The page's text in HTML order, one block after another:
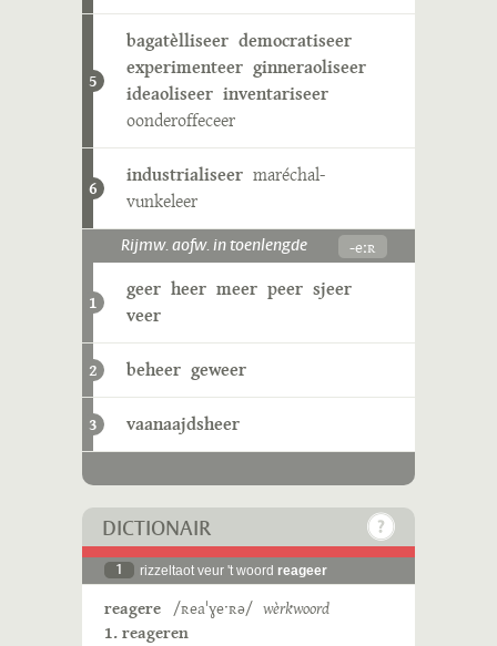
5
bagatèlliseer democratiseer
experimenteer ginneraoliseer
ideaoliseer inventariseer
oonderoffeceer
6
industrialiseer maréchal-
vunkeleer
Rijmw. aofw. in toenlengde -eːʀ
1
geer heer meer peer sjeer
veer
2 beheer geweer
3 vaanaajdsheer
DICTIONAIR
1 rizzeltaot veur 't woord reageer
reagere /ʀeaˈɣeˑʀə/ wèrkwoord
1. reageren